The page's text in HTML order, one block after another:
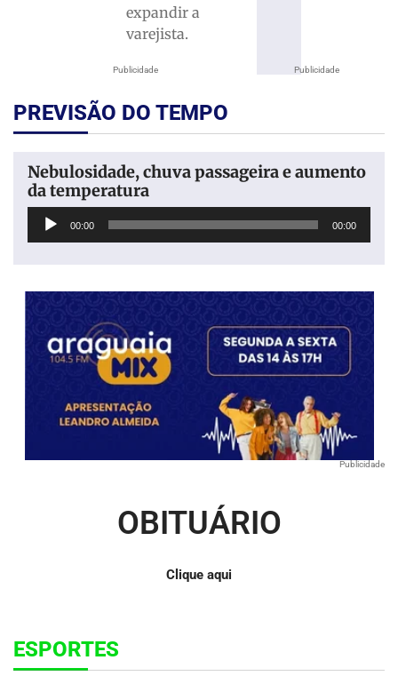
Publicidade
expandir a
varejista.
Publicidade
PREVISÃO DO TEMPO
Nebulosidade, chuva passageira e aumento
da temperatura
Tocador
00:00 00:00
Publicidade
OBITUÁRIO
Clique aqui
ESPORTES